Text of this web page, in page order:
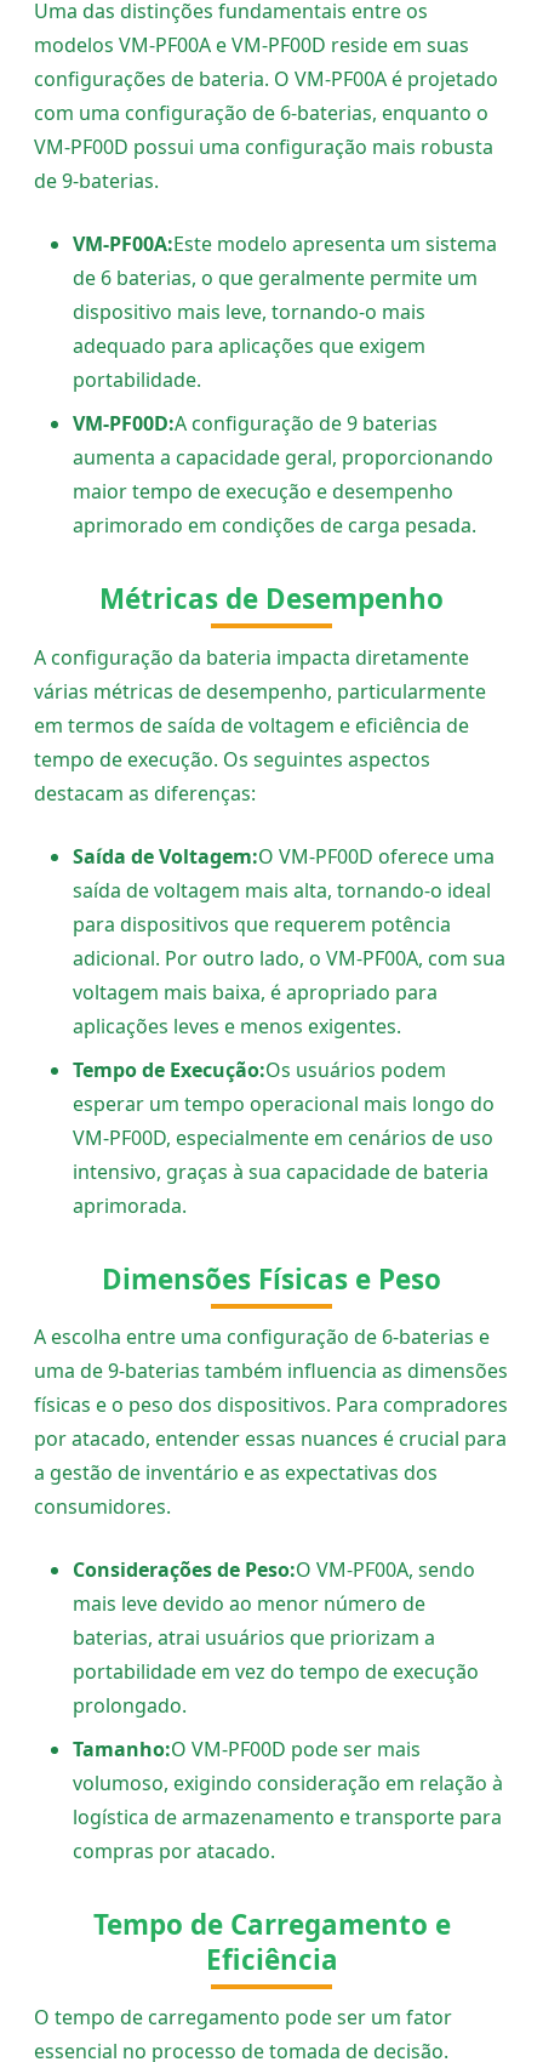
Uma das distinções fundamentais entre os
modelos VM-PF00A e VM-PF00D reside em suas
configurações de bateria. O VM-PF00A é projetado
com uma configuração de 6-baterias, enquanto o
VM-PF00D possui uma configuração mais robusta
de 9-baterias.
VM-PF00A:Este modelo apresenta um sistema
de 6 baterias, o que geralmente permite um
dispositivo mais leve, tornando-o mais
adequado para aplicações que exigem
portabilidade.
VM-PF00D:A configuração de 9 baterias
aumenta a capacidade geral, proporcionando
maior tempo de execução e desempenho
aprimorado em condições de carga pesada.
Métricas de Desempenho
A configuração da bateria impacta diretamente
várias métricas de desempenho, particularmente
em termos de saída de voltagem e eficiência de
tempo de execução. Os seguintes aspectos
destacam as diferenças:
Saída de Voltagem:O VM-PF00D oferece uma
saída de voltagem mais alta, tornando-o ideal
para dispositivos que requerem potência
adicional. Por outro lado, o VM-PF00A, com sua
voltagem mais baixa, é apropriado para
aplicações leves e menos exigentes.
Tempo de Execução:Os usuários podem
esperar um tempo operacional mais longo do
VM-PF00D, especialmente em cenários de uso
intensivo, graças à sua capacidade de bateria
aprimorada.
Dimensões Físicas e Peso
A escolha entre uma configuração de 6-baterias e
uma de 9-baterias também influencia as dimensões
físicas e o peso dos dispositivos. Para compradores
por atacado, entender essas nuances é crucial para
a gestão de inventário e as expectativas dos
consumidores.
Considerações de Peso:O VM-PF00A, sendo
mais leve devido ao menor número de
baterias, atrai usuários que priorizam a
portabilidade em vez do tempo de execução
prolongado.
Tamanho:O VM-PF00D pode ser mais
volumoso, exigindo consideração em relação à
logística de armazenamento e transporte para
compras por atacado.
Tempo de Carregamento e
Eficiência
O tempo de carregamento pode ser um fator
essencial no processo de tomada de decisão.